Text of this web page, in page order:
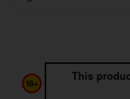
This